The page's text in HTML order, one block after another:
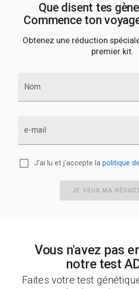
Que disent tes
Commence ton
Obtenez une réduction
premier kit.
Nom
e-mail
J'ai lu et j'accepte la politique
JE VEUX MA
Vous n'avez pas
notre test
Faites votre test